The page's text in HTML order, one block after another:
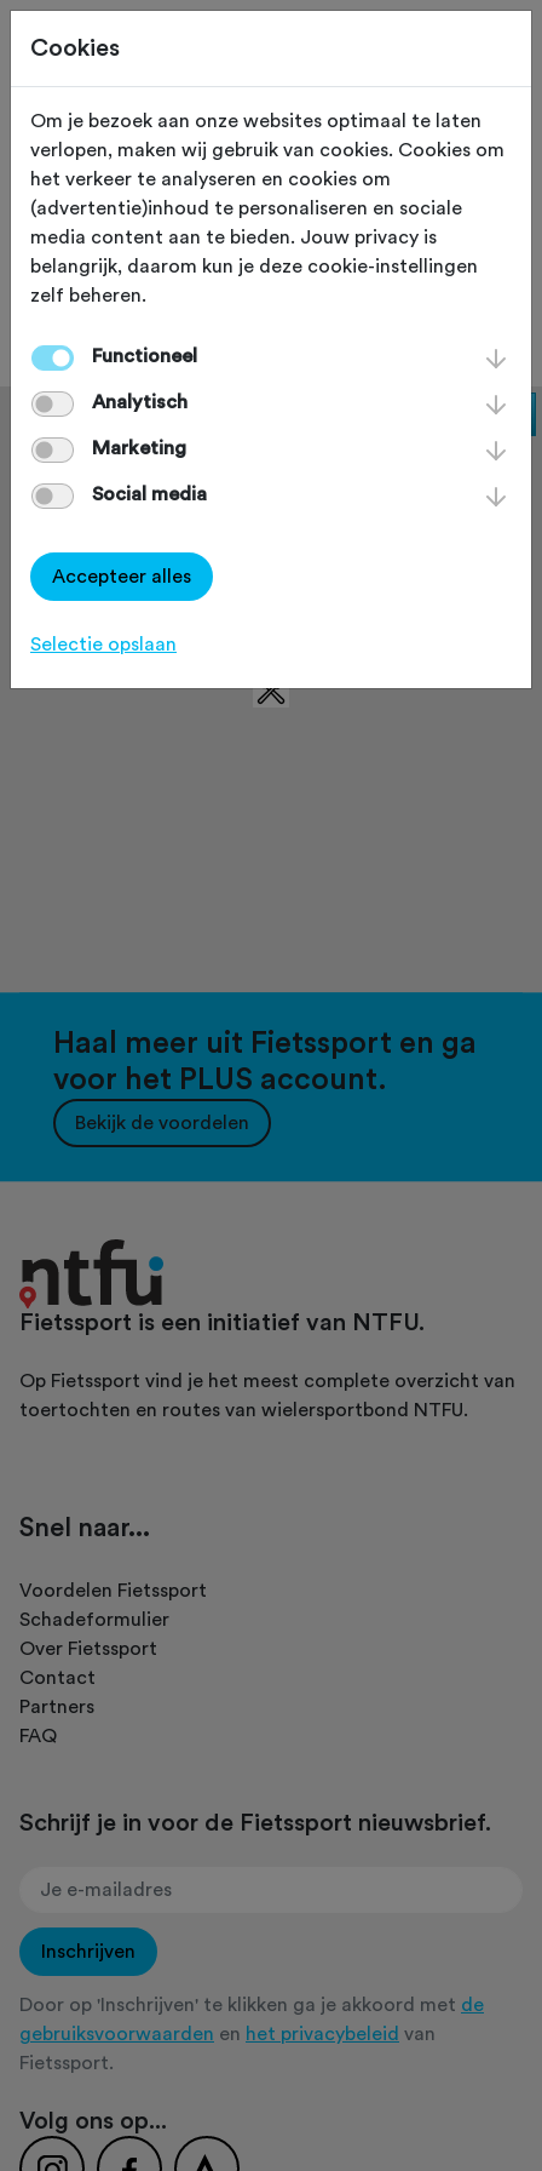
ETEN EN DRINKEN
Apple Bicycle Ride 2
Test
Haal meer uit Fietssport en ga
voor het PLUS account.
Bekijk de voordelen
Fietssport is een initiatief van NTFU.
Op Fietssport vind je het meest complete overzicht van
toertochten en routes van wielersportbond NTFU.
Snel naar...
Voordelen Fietssport
Schadeformulier
Over Fietssport
Contact
Partners
FAQ
Schrijf je in voor de Fietssport nieuwsbrief.
Inschrijven
Door op 'Inschrijven' te klikken ga je akkoord met de
gebruiksvoorwaarden en het privacybeleid van
Fietssport.
Volg ons op...
Cookies
Om je bezoek aan onze websites optimaal te laten
verlopen, maken wij gebruik van cookies. Cookies om
het verkeer te analyseren en cookies om
(advertentie)inhoud te personaliseren en sociale
media content aan te bieden. Jouw privacy is
belangrijk, daarom kun je deze cookie-instellingen
zelf beheren.
Functioneel
Analytisch
Marketing
Social media
Accepteer alles
Selectie opslaan